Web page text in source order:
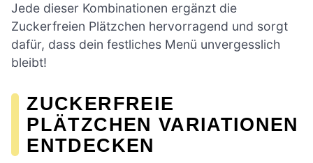
Jede dieser Kombinationen ergänzt die
Zuckerfreien Plätzchen hervorragend und sorgt
dafür, dass dein festliches Menü unvergesslich
bleibt!
ZUCKERFREIE
PLÄTZCHEN VARIATIONEN
ENTDECKEN